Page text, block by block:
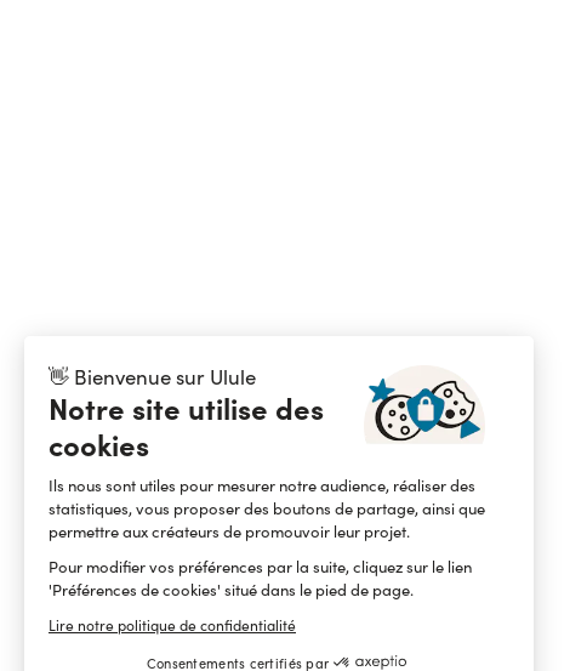
👋 Bienvenue sur Ulule
Notre site utilise des
cookies
Ils nous sont utiles pour mesurer notre audience, réaliser des
statistiques, vous proposer des boutons de partage, ainsi que
permettre aux créateurs de promouvoir leur projet.
Pour modifier vos préférences par la suite, cliquez sur le lien
'Préférences de cookies' situé dans le pied de page.
Lire notre politique de confidentialité
Consentements certifiés par